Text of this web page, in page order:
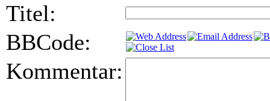
Titel:
BBCode:
Kommentar: